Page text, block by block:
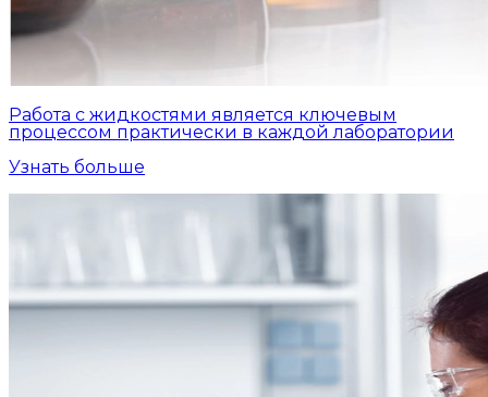
Работа с жидкостями является ключевым
процессом практически в каждой лаборатории
Узнать больше